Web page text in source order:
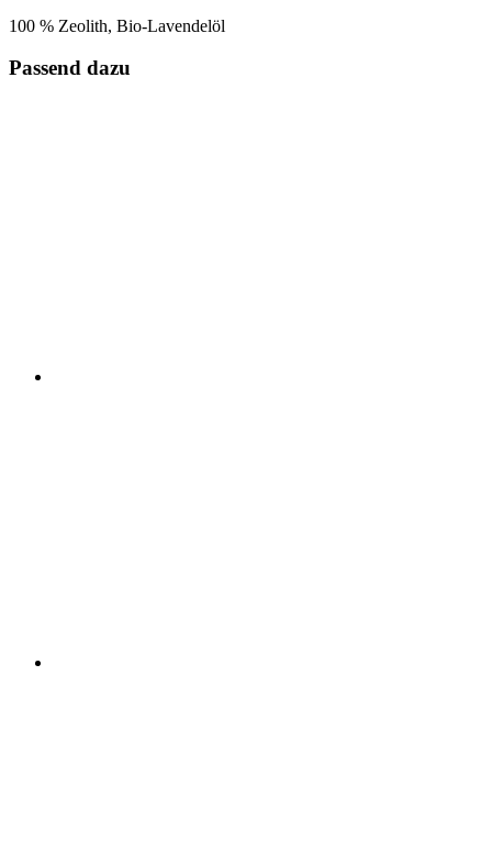
100 % Zeolith, Bio-Lavendelöl
Passend dazu